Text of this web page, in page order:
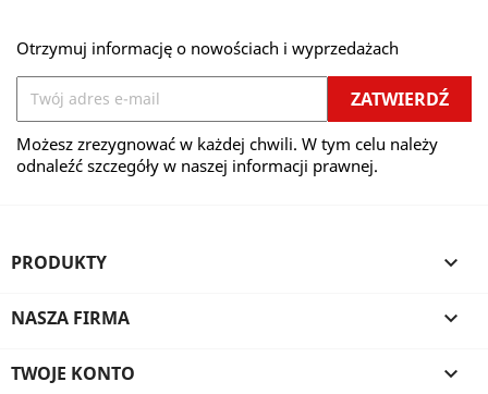
Otrzymuj informację o nowościach i wyprzedażach
Możesz zrezygnować w każdej chwili. W tym celu należy
odnaleźć szczegóły w naszej informacji prawnej.
PRODUKTY 
NASZA FIRMA 
TWOJE KONTO 